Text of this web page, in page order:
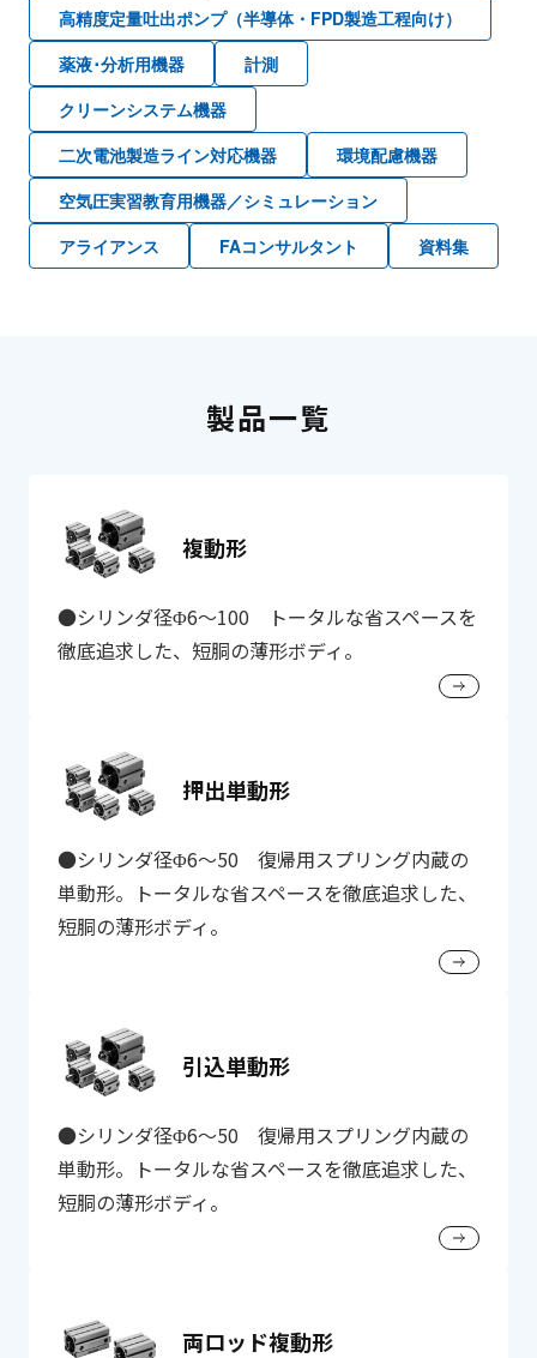
高精度定量吐出ポンプ（半導体・FPD製造工程向け）
薬液･分析用機器
計測
クリーンシステム機器
二次電池製造ライン対応機器
環境配慮機器
空気圧実習教育用機器／シミュレーション
アライアンス
FAコンサルタント 資料集
製品一覧
複動形
●シリンダ径Φ6～100 トータルな省スペースを
徹底追求した、短胴の薄形ボディ。
押出単動形
●シリンダ径Φ6～50 復帰用スプリング内蔵の
単動形。トータルな省スペースを徹底追求した、
短胴の薄形ボディ。
引込単動形
●シリンダ径Φ6～50 復帰用スプリング内蔵の
単動形。トータルな省スペースを徹底追求した、
短胴の薄形ボディ。
両ロッド複動形